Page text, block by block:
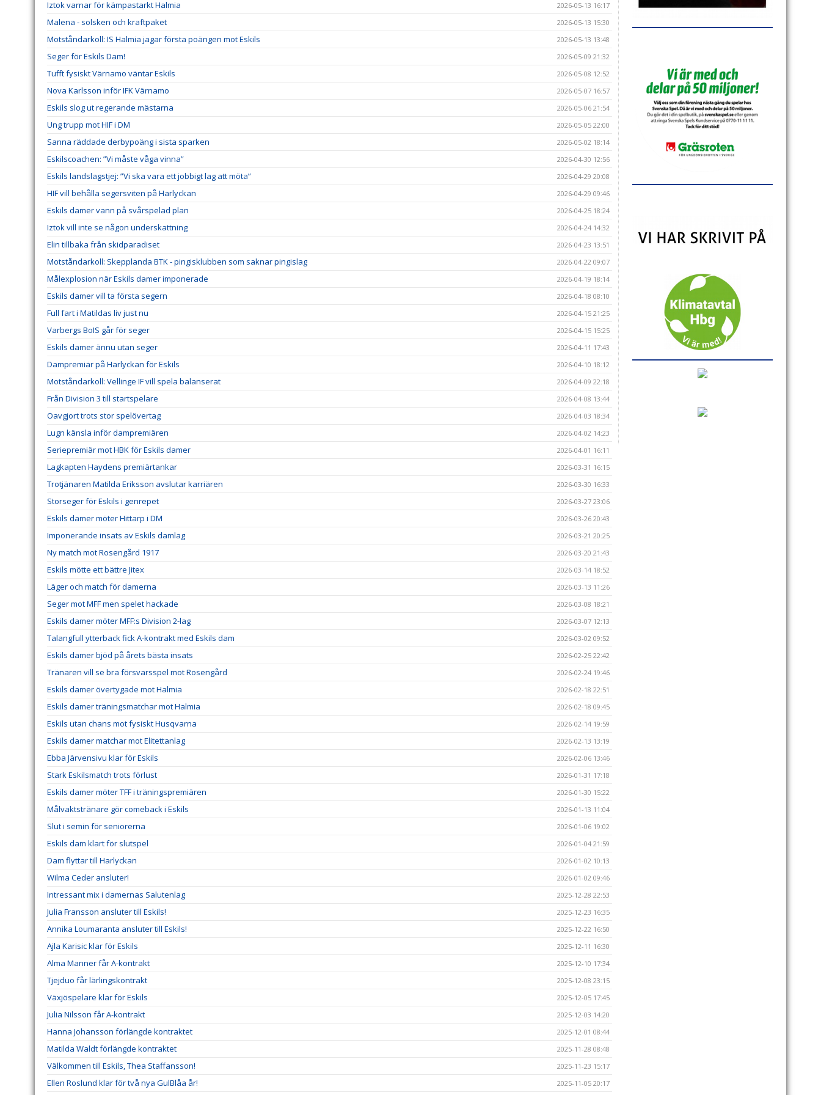
Iztok varnar för kämpastarkt Halmia 2026-05-13 16:17
Malena - solsken och kraftpaket 2026-05-13 15:30
Motståndarkoll: IS Halmia jagar första poängen mot Eskils 2026-05-13 13:48
Seger för Eskils Dam! 2026-05-09 21:32
Tufft fysiskt Värnamo väntar Eskils 2026-05-08 12:52
Nova Karlsson inför IFK Värnamo 2026-05-07 16:57
Eskils slog ut regerande mästarna 2026-05-06 21:54
Ung trupp mot HIF i DM 2026-05-05 22:00
Sanna räddade derbypoäng i sista sparken 2026-05-02 18:14
Eskilscoachen: ”Vi måste våga vinna” 2026-04-30 12:56
Eskils landslagstjej: ”Vi ska vara ett jobbigt lag att möta” 2026-04-29 20:08
HIF vill behålla segersviten på Harlyckan 2026-04-29 09:46
Eskils damer vann på svårspelad plan 2026-04-25 18:24
Iztok vill inte se någon underskattning 2026-04-24 14:32
Elin tillbaka från skidparadiset 2026-04-23 13:51
Motståndarkoll: Skepplanda BTK - pingisklubben som saknar pingislag 2026-04-22 09:07
Målexplosion när Eskils damer imponerade 2026-04-19 18:14
Eskils damer vill ta första segern 2026-04-18 08:10
Full fart i Matildas liv just nu 2026-04-15 21:25
Varbergs BoIS går för seger 2026-04-15 15:25
Eskils damer ännu utan seger 2026-04-11 17:43
Dampremiär på Harlyckan för Eskils 2026-04-10 18:12
Motståndarkoll: Vellinge IF vill spela balanserat 2026-04-09 22:18
Från Division 3 till startspelare 2026-04-08 13:44
Oavgjort trots stor spelövertag 2026-04-03 18:34
Lugn känsla inför dampremiären 2026-04-02 14:23
Seriepremiär mot HBK för Eskils damer 2026-04-01 16:11
Lagkapten Haydens premiärtankar 2026-03-31 16:15
Trotjänaren Matilda Eriksson avslutar karriären 2026-03-30 16:33
Storseger för Eskils i genrepet 2026-03-27 23:06
Eskils damer möter Hittarp i DM 2026-03-26 20:43
Imponerande insats av Eskils damlag 2026-03-21 20:25
Ny match mot Rosengård 1917 2026-03-20 21:43
Eskils mötte ett bättre Jitex 2026-03-14 18:52
Läger och match för damerna 2026-03-13 11:26
Seger mot MFF men spelet hackade 2026-03-08 18:21
Eskils damer möter MFF:s Division 2-lag 2026-03-07 12:13
Talangfull ytterback fick A-kontrakt med Eskils dam 2026-03-02 09:52
Eskils damer bjöd på årets bästa insats 2026-02-25 22:42
Tränaren vill se bra försvarsspel mot Rosengård 2026-02-24 19:46
Eskils damer övertygade mot Halmia 2026-02-18 22:51
Eskils damer träningsmatchar mot Halmia 2026-02-18 09:45
Eskils utan chans mot fysiskt Husqvarna 2026-02-14 19:59
Eskils damer matchar mot Elitettanlag 2026-02-13 13:19
Ebba Järvensivu klar för Eskils 2026-02-06 13:46
Stark Eskilsmatch trots förlust 2026-01-31 17:18
Eskils damer möter TFF i träningspremiären 2026-01-30 15:22
Målvaktstränare gör comeback i Eskils 2026-01-13 11:04
Slut i semin för seniorerna 2026-01-06 19:02
Eskils dam klart för slutspel 2026-01-04 21:59
Dam flyttar till Harlyckan 2026-01-02 10:13
Wilma Ceder ansluter! 2026-01-02 09:46
Intressant mix i damernas Salutenlag 2025-12-28 22:53
Julia Fransson ansluter till Eskils! 2025-12-23 16:35
Annika Loumaranta ansluter till Eskils! 2025-12-22 16:50
Ajla Karisic klar för Eskils 2025-12-11 16:30
Alma Manner får A-kontrakt 2025-12-10 17:34
Tjejduo får lärlingskontrakt 2025-12-08 23:15
Växjöspelare klar för Eskils 2025-12-05 17:45
Julia Nilsson får A-kontrakt 2025-12-03 14:20
Hanna Johansson förlängde kontraktet 2025-12-01 08:44
Matilda Waldt förlängde kontraktet 2025-11-28 08:48
Välkommen till Eskils, Thea Staffansson! 2025-11-23 15:17
Ellen Roslund klar för två nya GulBlåa år! 2025-11-05 20:17